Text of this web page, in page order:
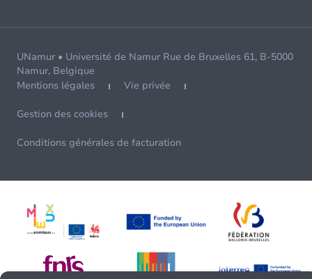
UNamur • Université de Namur Rue de Bruxelles 61, B-5000
Namur, Belgique
Mentions légales
Vie privée
Gestion des cookies
Conditions générales de facturation